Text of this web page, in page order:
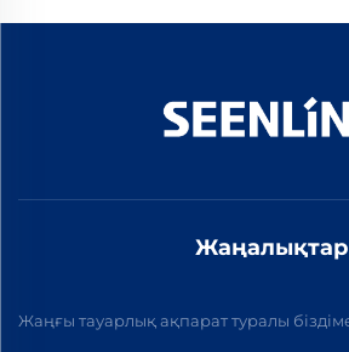
Жаңалықтар
Жаңғы тауарлық ақпарат туралы